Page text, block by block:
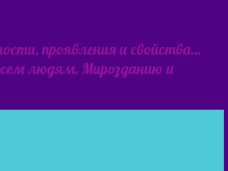
проявления и свойства…
людям, Мирозданию и